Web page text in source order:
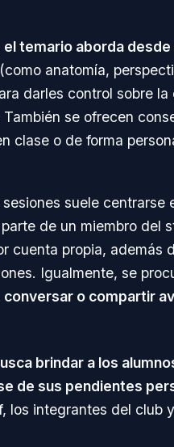
el temario aborda
(como anatomía,
darles control sobre
se ofrecen
clase o de forma
suele
de un miembro del
cuenta propia, además
Igualmente, se
o compartir
brindar a los
de sus pendientes
los integrantes del club